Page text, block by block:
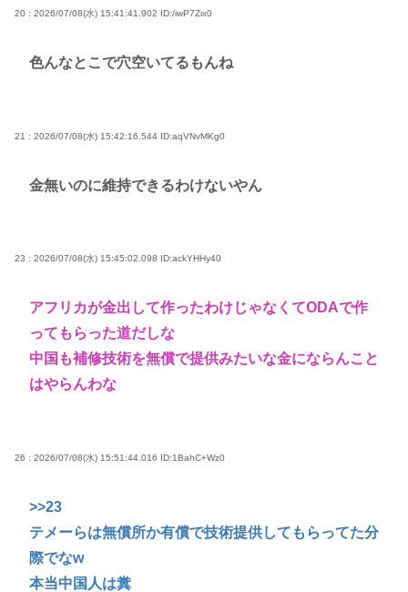
20 : 2026/07/08(水) 15:41:41.902 ID:/iwP7Zix0
色んなとこで穴空いてるもんね
21 : 2026/07/08(水) 15:42:16.544 ID:aqVNvMKg0
金無いのに維持できるわけないやん
23 : 2026/07/08(水) 15:45:02.098 ID:ackYHHy40
アフリカが金出して作ったわけじゃなくてODAで作
ってもらった道だしな
中国も補修技術を無償で提供みたいな金にならんこと
はやらんわな
26 : 2026/07/08(水) 15:51:44.016 ID:1BahC+Wz0
>>23
テメーらは無償所か有償で技術提供してもらってた分
際でなw
本当中国人は糞